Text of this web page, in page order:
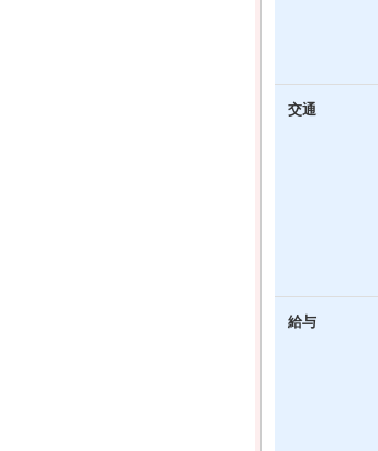
交通
給与